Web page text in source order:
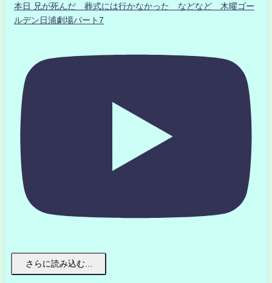
本日 兄が死んだ 葬式には行かなかった などなど 木曜ゴー
ルデン日浦劇場パート7
さらに読み込む...